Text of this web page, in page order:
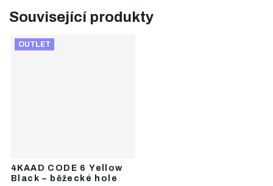
Související produkty
OUTLET
4KAAD CODE 6 Yellow
Black – běžecké hole